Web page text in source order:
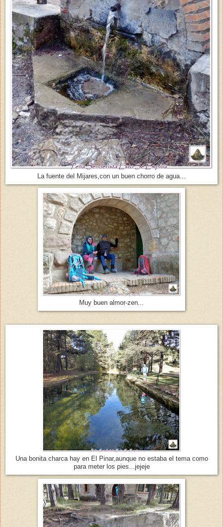
La fuente del Mijares,con un buen chorro de agua...
Muy buen almor-zen...
Una bonita charca hay en El Pinar,aunque no estaba el tema como
para meter los pies...jejeje